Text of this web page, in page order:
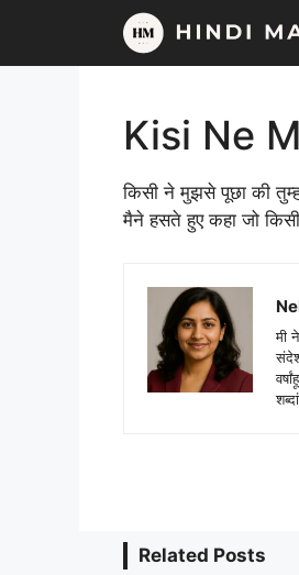
content
Kisi Ne
किसी ने मुझसे पूछा की
मैने हसते हुए कहा जो
मी
Related Posts